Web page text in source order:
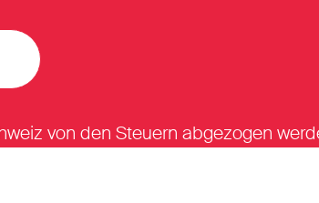
von den Steuern abgezogen